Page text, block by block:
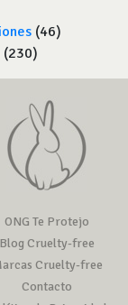
(46)
(230)
ONG Te Protejo
Blog Cruelty-free
Cruelty-free
Contacto